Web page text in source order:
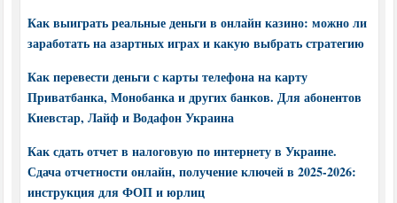
Как выиграть реальные деньги в онлайн казино: можно ли
заработать на азартных играх и какую выбрать стратегию
Как перевести деньги с карты телефона на карту
Приватбанка, Монобанка и других банков. Для абонентов
Киевстар, Лайф и Водафон Украина
Как сдать отчет в налоговую по интернету в Украине.
Сдача отчетности онлайн, получение ключей в 2025-2026:
инструкция для ФОП и юрлиц